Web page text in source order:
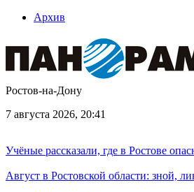
Архив
Ростов-на-Дону
7 августа 2026, 20:41
Учёные рассказали, где в Ростове
Август в Ростовской области: зной,